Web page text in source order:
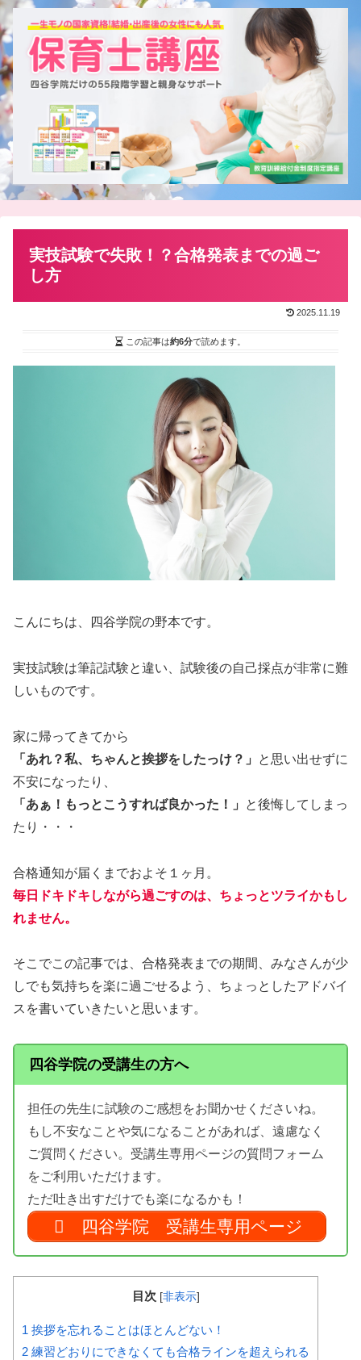
実技試験で失敗！？合格発表までの過ご
し方
2025.11.19
この記事は約6分で読めます。
こんにちは、四谷学院の野本です。
実技試験は筆記試験と違い、試験後の自己採点が非常に難
しいものです。
家に帰ってきてから
「あれ？私、ちゃんと挨拶をしたっけ？」
と思い出せずに
不安になったり、
「あぁ！もっとこうすれば良かった！」
と後悔してしまっ
たり・・・
合格通知が届くまでおよそ１ヶ月。
毎日ドキドキしながら過ごすのは、ちょっとツライかもし
れません。
そこでこの記事では、合格発表までの期間、みなさんが少
しでも気持ちを楽に過ごせるよう、ちょっとしたアドバイ
スを書いていきたいと思います。
四谷学院の受講生の方へ
担任の先生に試験のご感想をお聞かせくださいね。
もし不安なことや気になることがあれば、遠慮なく
ご質問ください。受講生専用ページの質問フォーム
をご利用いただけます。
ただ吐き出すだけでも楽になるかも！
四谷学院 受講生専用ページ
目次 [非表示]
1 挨拶を忘れることはほとんどない！
2 練習どおりにできなくても合格ラインを超えられる